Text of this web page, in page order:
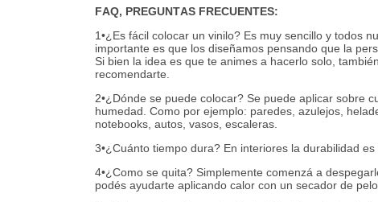
FAQ, PREGUNTAS FRECUENTES:
1•¿Es fácil colocar un vinilo? Es muy sencillo y todos
importante es que los diseñamos pensando que la
Si bien la idea es que te animes a hacerlo solo,
recomendarte.
2•¿Dónde se puede colocar? Se puede aplicar sobre
humedad. Como por ejemplo: paredes, azulejos,
notebooks, autos, vasos, escaleras.
3•¿Cuánto tiempo dura? En interiores la durabilidad
4•¿Como se quita? Simplemente comenzá a
podés ayudarte aplicando calor con un secador de pelo.